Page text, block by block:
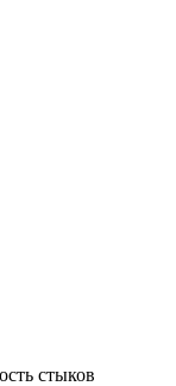
стыков